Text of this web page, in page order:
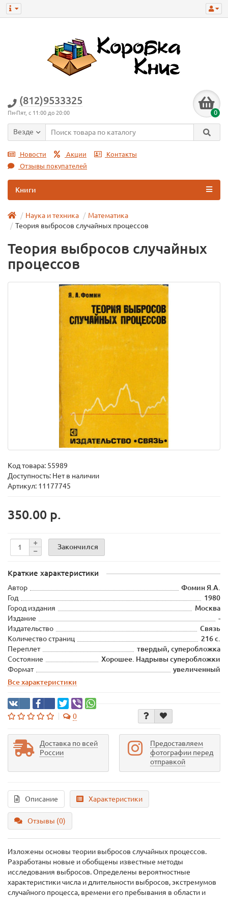
(812)9533325
Пн-Пят, с 11:00 до 20:00 0
Везде
Новости Акции
Контакты
Отзывы покупателей
Книги
Наука и техника
Математика
Теория выбросов случайных процессов
Теория выбросов случайных
процессов
Код товара: 55989
Доступность: Нет в наличии
Артикул: 11177745
350.00 р.
Закончился
Краткие характеристики
Автор
Фомин Я.А.
Год
1980
Город издания
Москва
Издание
-
Издательство
Связь
Количество страниц
216 с.
Переплет
твердый, суперобложка
Состояние
Хорошее. Надрывы суперобложки
Формат
увеличенный
Все характеристики
0
Доставка по всей
России
Предоставляем
фотографии перед
отправкой
Описание Характеристики
Отзывы (0)
Изложены основы теории выбросов случайных процессов.
Разработаны новые и обобщены известные методы
исследования выбросов. Определены вероятностные
характеристики числа и длительности выбросов, экстремумов
случайного процесса, времени его пребывания в области и